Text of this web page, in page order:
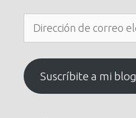
electrónico
Suscríbite a mi blog